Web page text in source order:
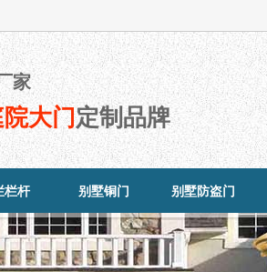
家
大门定制品牌
栏杆 别墅铜门 别墅防盗门